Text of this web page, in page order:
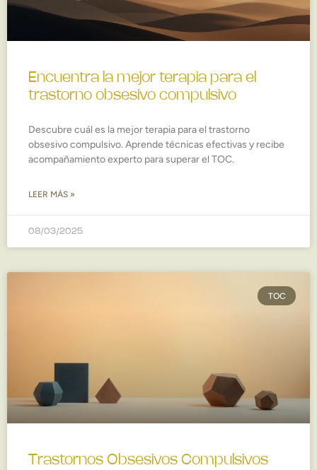
Encuentra la mejor terapia para el
trastorno obsesivo compulsivo
Descubre cuál es la mejor terapia para el trastorno
obsesivo compulsivo. Aprende técnicas efectivas y recibe
acompañamiento experto para superar el TOC.
LEER MÁS »
08/03/2025
TOC
Trastornos Obsesivos Compulsivos